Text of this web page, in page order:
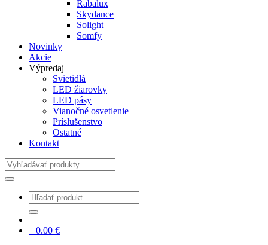
Rabalux
Skydance
Solight
Somfy
Novinky
Akcie
Výpredaj
Svietidlá
LED žiarovky
LED pásy
Vianočné osvetlenie
Príslušenstvo
Ostatné
Kontakt
Hladať
0.00 €